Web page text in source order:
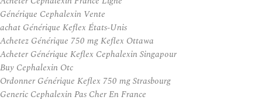
Générique Cephalexin Vente
achat Générique Keflex États-Unis
Achetez Générique 750 mg Keflex Ottawa
Acheter Générique Keflex Cephalexin Singapour
Buy Cephalexin Otc
Ordonner Générique Keflex 750 mg Strasbourg
Generic Cephalexin Pas Cher En France